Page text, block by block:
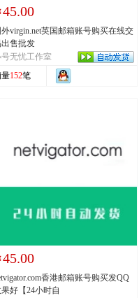
45.00
外virgin.net英国邮箱账号购买在线交
售批发
无忧工作室
152笔
45.00
香港邮箱账号购买发QQ
好【24小时自